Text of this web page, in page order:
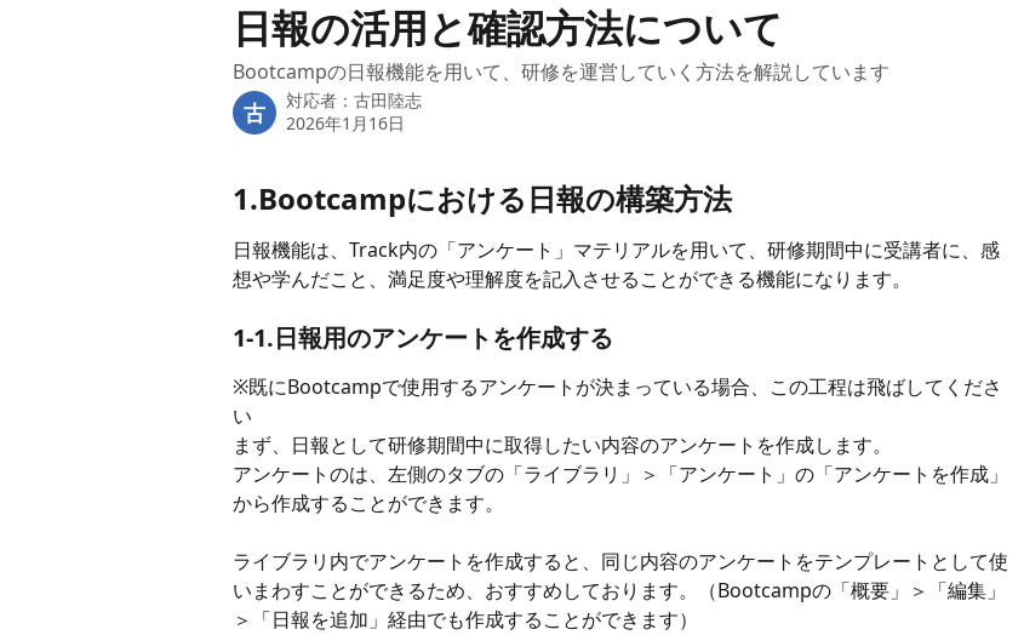
日報の活用と確認方法について
Bootcampの日報機能を用いて、研修を運営していく方法を解説しています
古 対応者： 古田陸志
2026年1月16日
1.Bootcampにおける日報の構築方法
日報機能は、Track内の「アンケート」マテリアルを用いて、研修期間中に受講者に、感
想や学んだこと、満足度や理解度を記入させることができる機能になります。
1-1.日報用のアンケートを作成する
※既にBootcampで使用するアンケートが決まっている場合、この工程は飛ばしてくださ
い
まず、日報として研修期間中に取得したい内容のアンケートを作成します。
アンケートのは、左側のタブの「ライブラリ」＞「アンケート」の「アンケートを作成」
から作成することができます。
ライブラリ内でアンケートを作成すると、同じ内容のアンケートをテンプレートとして使
いまわすことができるため、おすすめしております。（Bootcampの「概要」＞「編集」
＞「日報を追加」経由でも作成することができます）